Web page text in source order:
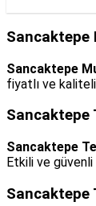
Sancaktepe
Sancaktepe
fiyatlı ve
Sancaktepe
Sancaktepe
Etkili ve güvenli
Sancaktepe